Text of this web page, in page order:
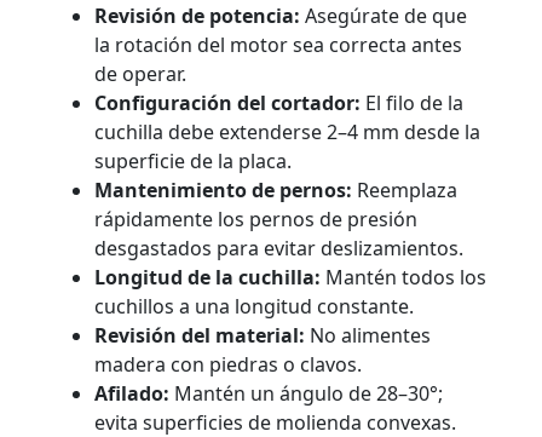
Revisión de potencia: Asegúrate de que
la rotación del motor sea correcta antes
de operar.
Configuración del cortador: El filo de la
cuchilla debe extenderse 2–4 mm desde la
superficie de la placa.
Mantenimiento de pernos: Reemplaza
rápidamente los pernos de presión
desgastados para evitar deslizamientos.
Longitud de la cuchilla: Mantén todos los
cuchillos a una longitud constante.
Revisión del material: No alimentes
madera con piedras o clavos.
Afilado: Mantén un ángulo de 28–30°;
evita superficies de molienda convexas.